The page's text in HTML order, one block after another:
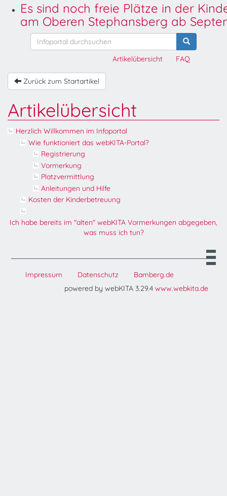
Es sind noch freie Plätze in der
am Oberen Stephansberg ab
FAQ
Artikelübersicht
Zurück zum Startartikel
Artikelübersicht
Herzlich Willkommen im Infoportal
Wie funktioniert das webKITA-Portal?
Registrierung
Vormerkung
Platzvermittlung
Anleitungen und Hilfe
Kosten der Kinderbetreuung
Ich habe bereits im "alten" webKITA Vormerkungen abgegeben,
was muss ich tun?
Impressum Datenschutz
Bamberg.de
powered by webKITA 3.29.4 www.webkita.de